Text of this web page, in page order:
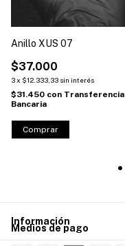
Anillo XUS 07
$37.000
3x $12.333,33 sin interés
$31.450 con Transferencia
Bancaria
Comprar
Información
Medios de pago